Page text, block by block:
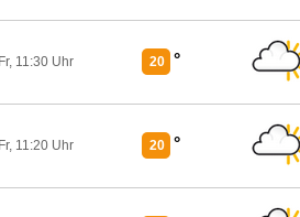
Fr, 11:30 Uhr 20 °
Fr, 11:20 Uhr 20 °